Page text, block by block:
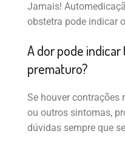
Jamais!
obstetra pode indicar
A dor pode
prematuro?
Se houver contrações
ou outros sintomas,
dúvidas sempre que